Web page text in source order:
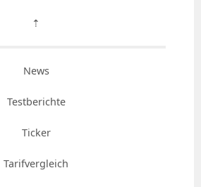
⇡
News
Testberichte
Ticker
Tarifvergleich